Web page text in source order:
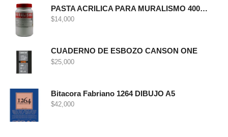
PASTA ACRILICA PARA MURALISMO 400 GRS
$14,000
CUADERNO DE ESBOZO CANSON ONE
$25,000
Bitacora Fabriano 1264 DIBUJO A5
$42,000